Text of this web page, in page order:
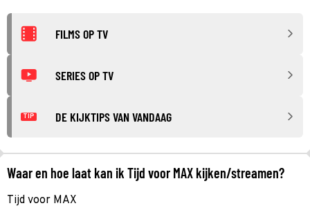
FILMS OP TV
SERIES OP TV
TIP DE KIJKTIPS VAN VANDAAG
Waar en hoe laat kan ik Tijd voor MAX kijken/streamen?
Tijd voor MAX